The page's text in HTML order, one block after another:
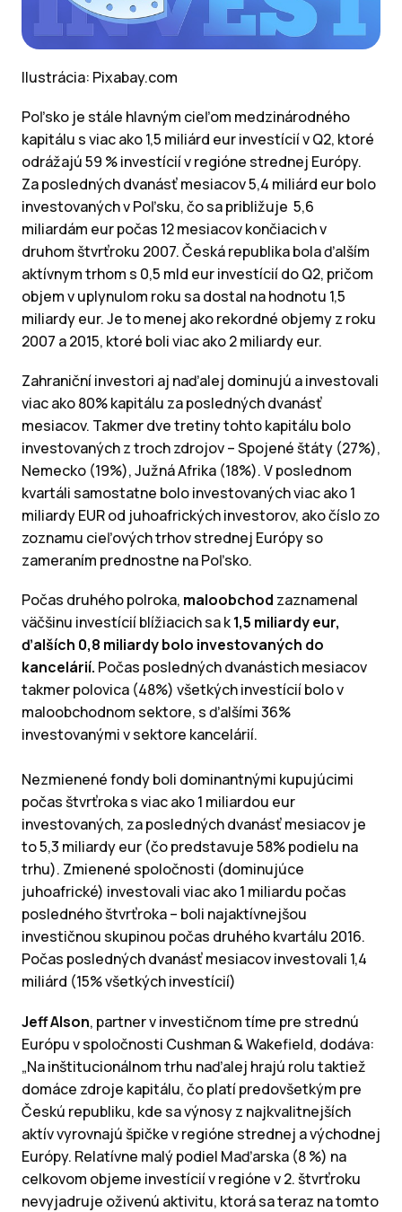
Ilustrácia: Pixabay.com
Poľsko je stále hlavným cieľom medzinárodného
kapitálu s viac ako 1,5 miliárd eur investícií v Q2, ktoré
odrážajú 59 % investícií v regióne strednej Európy.
Za posledných dvanásť mesiacov 5,4 miliárd eur bolo
investovaných v Poľsku, čo sa približuje 5,6
miliardám eur počas 12 mesiacov končiacich v
druhom štvrťroku 2007. Česká republika bola ďalším
aktívnym trhom s 0,5 mld eur investícií do Q2, pričom
objem v uplynulom roku sa dostal na hodnotu 1,5
miliardy eur. Je to menej ako rekordné objemy z roku
2007 a 2015, ktoré boli viac ako 2 miliardy eur.
Zahraniční investori aj naďalej dominujú a investovali
viac ako 80% kapitálu za posledných dvanásť
mesiacov. Takmer dve tretiny tohto kapitálu bolo
investovaných z troch zdrojov – Spojené štáty (27%),
Nemecko (19%), Južná Afrika (18%). V poslednom
kvartáli samostatne bolo investovaných viac ako 1
miliardy EUR od juhoafrických investorov, ako číslo zo
zoznamu cieľových trhov strednej Európy so
zameraním prednostne na Poľsko.
Počas druhého polroka, maloobchod zaznamenal
väčšinu investícií blížiacich sa k1,5 miliardy eur,
ďalších 0,8 miliardy bolo investovaných do
kancelárií. Počas posledných dvanástich mesiacov
takmer polovica (48%) všetkých investícií bolo v
maloobchodnom sektore, s ďalšími 36%
investovanými v sektore kancelárií.
Nezmienené fondy boli dominantnými kupujúcimi
počas štvrťroka s viac ako 1 miliardou eur
investovaných, za posledných dvanásť mesiacov je
to 5,3 miliardy eur (čo predstavuje 58% podielu na
trhu). Zmienené spoločnosti (dominujúce
juhoafrické) investovali viac ako 1 miliardu počas
posledného štvrťroka – boli najaktívnejšou
investičnou skupinou počas druhého kvartálu 2016.
Počas posledných dvanásť mesiacov investovali 1,4
miliárd (15% všetkých investícií)
Jeff Alson, partner v investičnom tíme pre strednú
Európu v spoločnosti Cushman & Wakefield, dodáva:
„Na inštitucionálnom trhu naďalej hrajú rolu taktiež
domáce zdroje kapitálu, čo platí predovšetkým pre
Českú republiku, kde sa výnosy z najkvalitnejších
aktív vyrovnajú špičke v regióne strednej a východnej
Európy. Relatívne malý podiel Maďarska (8 %) na
celkovom objeme investícií v regióne v 2. štvrťroku
nevyjadruje oživenú aktivitu, ktorá sa teraz na tomto